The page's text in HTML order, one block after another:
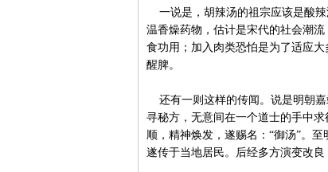
一说是，胡辣汤的祖宗应该是酸辣
温香燥药物，估计是宋代的社会潮
食功用；加入肉类恐怕是为了适应
醒脾。
还有一则这样的传闻。说是明朝嘉
寻秘方，无意间在一个道士的手中
顺，精神焕发，遂赐名：“御汤”。
遂传于当地居民。后经多方演变改良